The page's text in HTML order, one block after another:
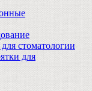
стоматологии
для